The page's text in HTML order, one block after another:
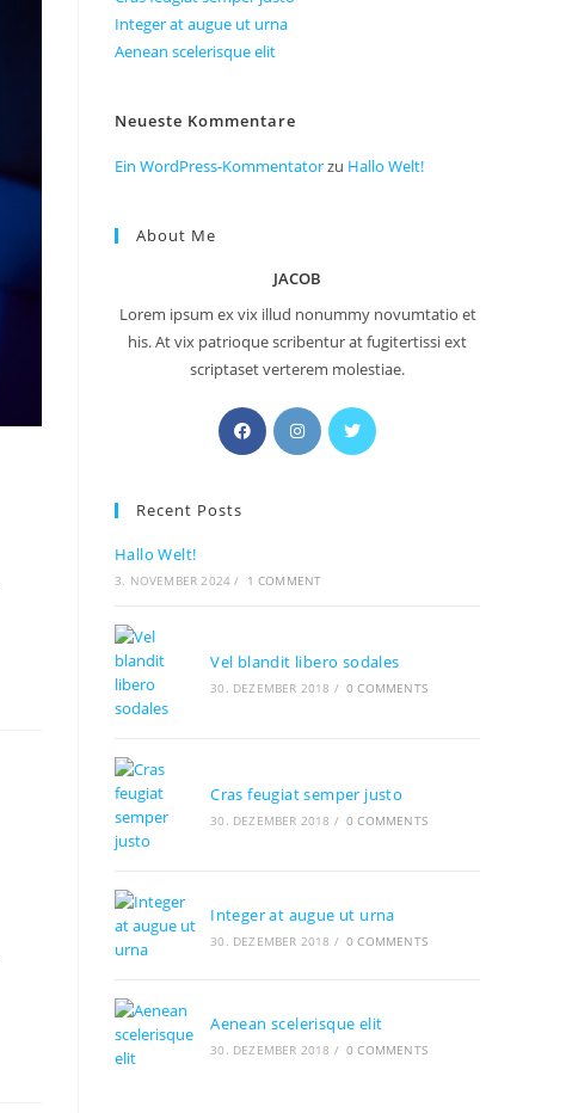
Integer at augue ut urna
Aenean scelerisque elit
Neueste Kommentare
Ein WordPress-Kommentatorzu Hallo Welt!
About Me
JACOB
Lorem ipsum ex vix illud nonummy novumtatio et
his. At vix patrioque scribentur at fugitertissi ext
scriptaset verterem molestiae.
Opens
in
Opens
in
Opens
Recent Posts
Hallo Welt!
3. NOVEMBER 2024 / 1 COMMENT
Vel blandit libero sodales
30. DEZEMBER 2018 / 0 COMMENTS
Cras feugiat semper justo
30. DEZEMBER 2018 / 0 COMMENTS
Integer at augue ut urna
30. DEZEMBER 2018 / 0 COMMENTS
Aenean scelerisque elit
30. DEZEMBER 2018 / 0 COMMENTS